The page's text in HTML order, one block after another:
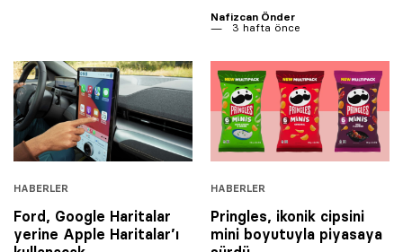
Nafizcan Önder
3 hafta önce
HABERLER
Ford, Google Haritalar
yerine Apple Haritalar’ı
HABERLER
Pringles, ikonik cipsini
mini boyutuyla piyasaya